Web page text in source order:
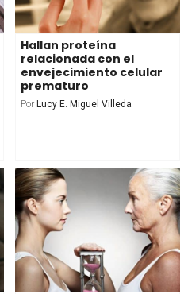
Hallan proteína
relacionada con el
envejecimiento celular
prematuro
Por Lucy E. Miguel Villeda